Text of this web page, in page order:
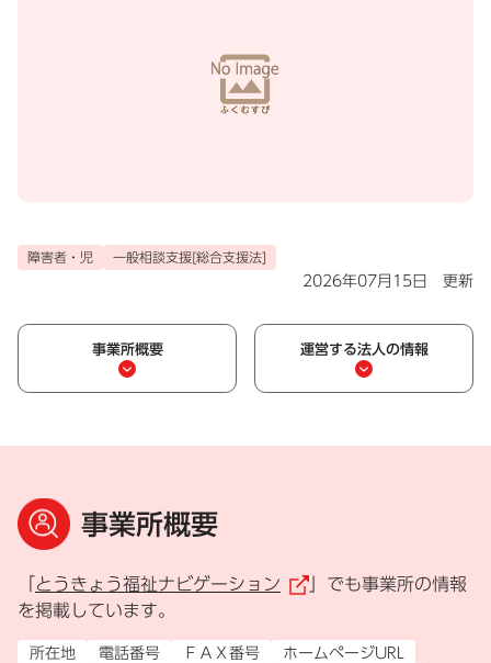
障害者・児 一般相談支援[総合支援法]
2026年07月15日 更新
事業所概要 運営する法人の情報
事業所概要
とうきょう福祉ナビゲーション （外部リンク）
」でも事業所の情報
を掲載しています。
所在地 電話番号 ＦＡＸ番号
ホームページURL